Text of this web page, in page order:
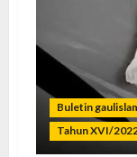
Buletin
Tahun XVI/